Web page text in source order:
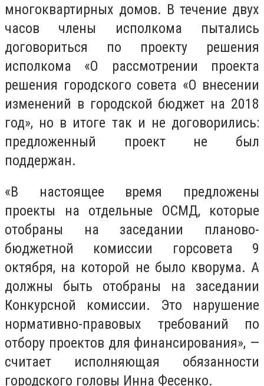
многоквартирных домов. В течение двух
часов члены исполкома пытались
договориться по проекту решения
исполкома «О рассмотрении проекта
решения городского совета «О внесении
изменений в городской бюджет на 2018
год», но в итоге так и не договорились:
предложенный проект не был
поддержан.
«В настоящее время предложены
проекты на отдельные ОСМД, которые
отобраны на заседании планово-
бюджетной комиссии горсовета 9
октября, на которой не было кворума. А
должны быть отобраны на заседании
Конкурсной комиссии. Это нарушение
нормативно-правовых требований по
отбору проектов для финансирования», —
считает исполняющая обязанности
городского головы Инна Фесенко.